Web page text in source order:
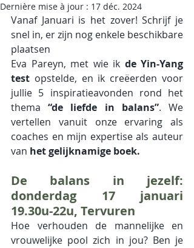
Dernière mise à jour : 17 déc. 2024
Vanaf Januari is het zover! Schrijf je
snel in, er zijn nog enkele beschikbare
plaatsen
Eva Pareyn, met wie ik de Yin-Yang
test opstelde, en ik creëerden voor
jullie 5 inspiratieavonden rond het
thema “de liefde in balans”. We
vertellen vanuit onze ervaring als
coaches en mijn expertise als auteur
van het gelijknamige boek.
De balans in jezelf:
donderdag 17 januari
19.30u-22u, Tervuren
Hoe verhouden de mannelijke en
vrouwelijke pool zich in jou? Ben je